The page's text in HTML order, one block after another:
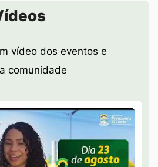
vídeo dos eventos e
comunidade